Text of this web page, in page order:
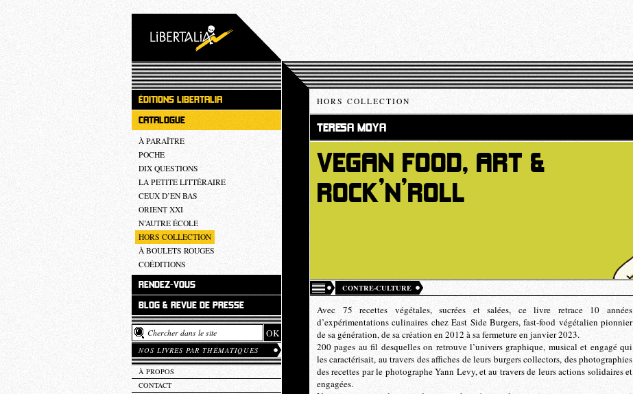
ÉDITIONS LIBERTALIA
CATALOGUE
À PARAÎTRE
POCHE
DIX QUESTIONS
LA PETITE LITTÉRAIRE
CEUX D’EN BAS
ORIENT XXI
N’AUTRE ÉCOLE
HORS COLLECTION
À BOULETS ROUGES
COÉDITIONS
RENDEZ-VOUS
BLOG & REVUE DE PRESSE
NOS LIVRES PAR THÉMATIQUES
À PROPOS
CONTACT
HORS COLLECTION
TERESA MOYA
VEGAN FOOD, ART &
ROCK’N’ROLL
CONTRE-CULTURE
Avec 75 recettes végétales, sucrées et salées, ce livre retrace 10 années
d’expérimentations culinaires chez East Side Burgers, fast-food végétalien pionnier
de sa génération, de sa création en 2012 à sa fermeture en janvier 2023.
200 pages au fil desquelles on retrouve l’univers graphique, musical et engagé qui
les caractérisait, au travers des affiches de leurs burgers collectors, des photographies
des recettes par le photographe Yann Levy, et au travers de leurs actions solidaires et
engagées.